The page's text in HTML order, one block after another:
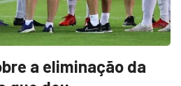
a eliminação da